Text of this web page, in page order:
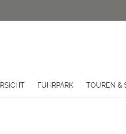
FUHRPARK TOUREN &